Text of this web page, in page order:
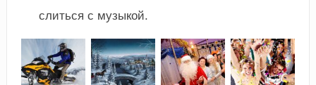
слиться с музыкой.